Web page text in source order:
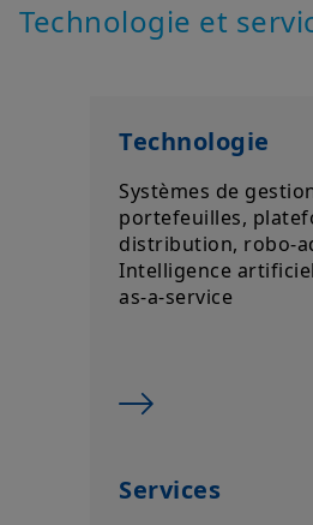
Technologie et
Technologie
Systèmes de
portefeuilles,
distribution, robo-
Intelligence
as-a-service
Services